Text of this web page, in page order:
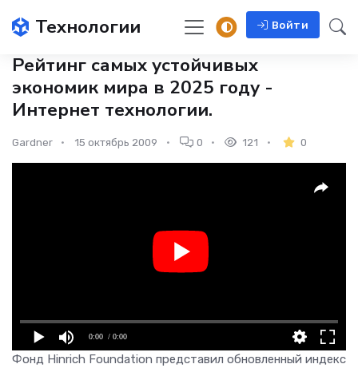
Технологии Войти
Рейтинг самых устойчивых
экономик мира в 2025 году -
Интернет технологии.
Gardner 15 октябрь 2009 0 121 0
0:00 / 0:00
Фонд Hinrich Foundation представил обновленный индекс